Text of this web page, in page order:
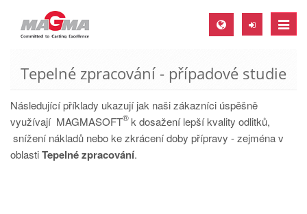
Toggle
MAGMA Europe, Germany
EN
CS
MAGMA North-America, USA
Tepelné zpracování - případové studie
Následující příklady ukazují jak naši zákazníci úspěšně
využívají MAGMASOFT
®k dosažení lepší kvality odlitků,
snížení nákladů nebo ke zkrácení doby přípravy - zejména v
oblastiTepelné zpracování.